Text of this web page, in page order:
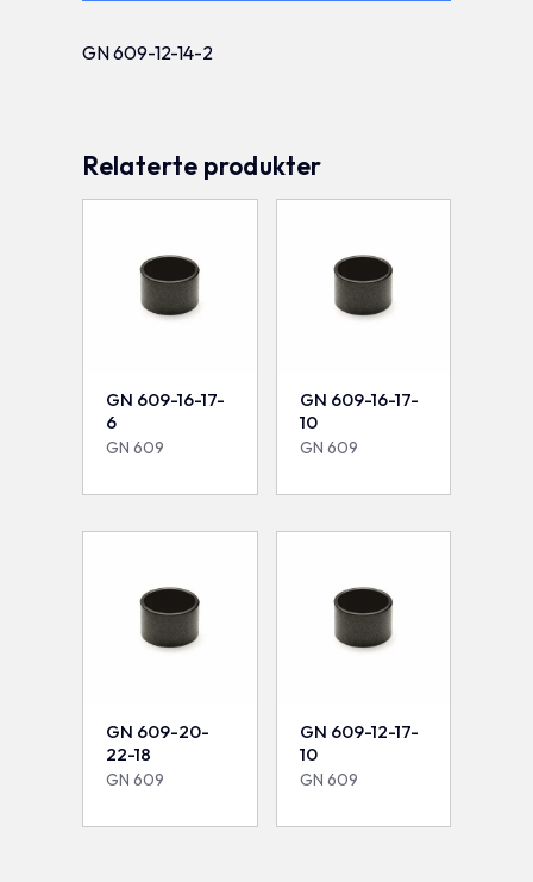
GN 609-12-14-2
Relaterte produkter
GN 609-16-17-
6
GN 609
GN 609-16-17-
10
GN 609
GN 609-20-
22-18
GN 609
GN 609-12-17-
10
GN 609